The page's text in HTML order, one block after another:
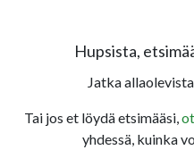
Hupsista,
Jatka
Tai jos et löydä etsimääsi,
yhdessä, kuinka